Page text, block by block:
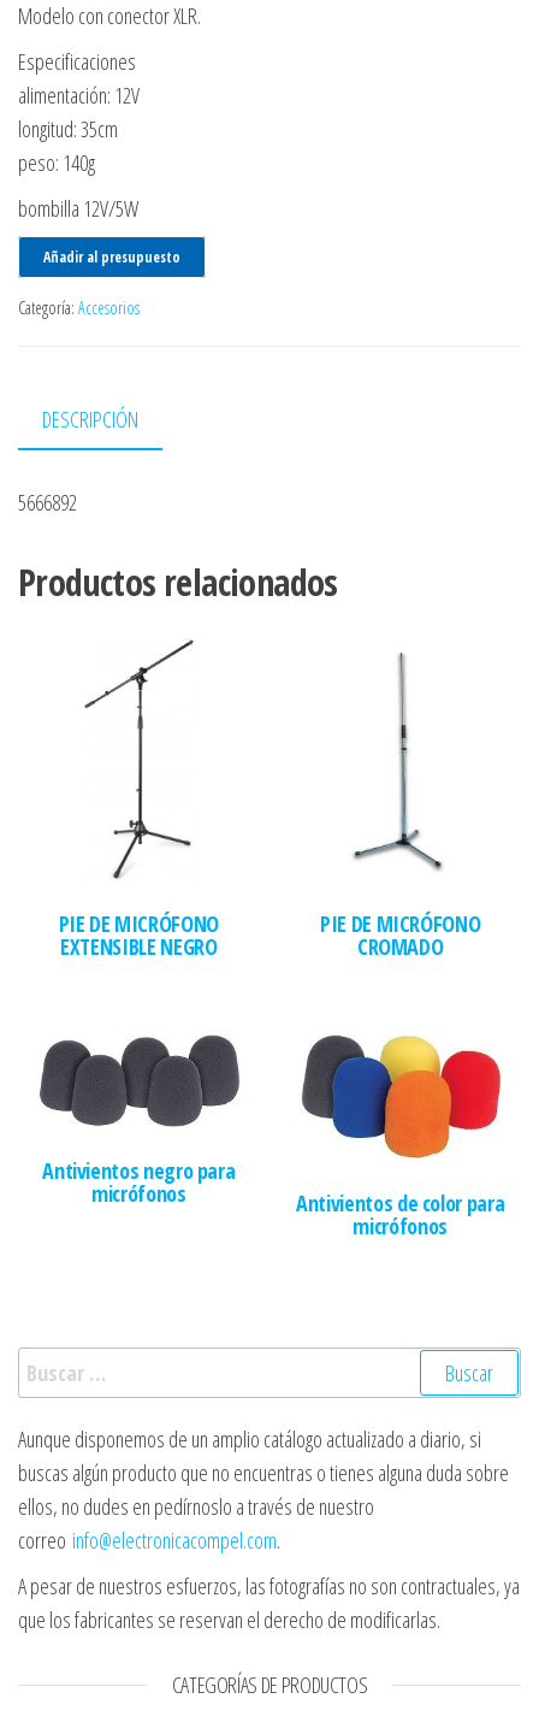
Modelo con conector XLR.
Especificaciones
alimentación: 12V
longitud: 35cm
peso: 140g
bombilla 12V/5W
Añadir al presupuesto
Categoría: Accesorios
DESCRIPCIÓN
5666892
Productos relacionados
PIE DE MICRÓFONO
EXTENSIBLE NEGRO
PIE DE MICRÓFONO
CROMADO
Antivientos negro para
micrófonos Antivientos de color para
micrófonos
Buscar:
Aunque disponemos de un amplio catálogo actualizado a diario, si
buscas algún producto que no encuentras o tienes alguna duda sobre
ellos, no dudes en pedírnoslo a través de nuestro
correo info@electronicacompel.com.
A pesar de nuestros esfuerzos, las fotografías no son contractuales, ya
que los fabricantes se reservan el derecho de modificarlas.
CATEGORÍAS DE PRODUCTOS